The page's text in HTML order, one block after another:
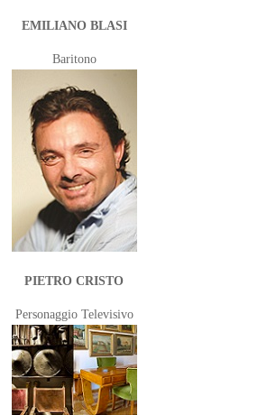
EMILIANO BLASI
Baritono
PIETRO CRISTO
Personaggio Televisivo